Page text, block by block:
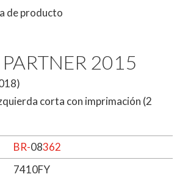
de producto
2015
corta con imprimación (2
BR-08362
7410FY